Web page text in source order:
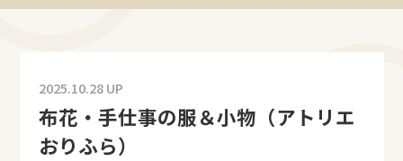
2025.10.28 UP
布花・手仕事の服＆小物（アトリエ
おりふら）